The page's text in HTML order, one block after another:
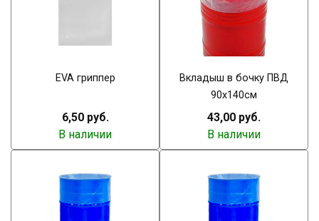
EVA гриппер
6,50 руб.
В наличии
Вкладыш в бочку ПВД
90х140см
43,00 руб.
В наличии